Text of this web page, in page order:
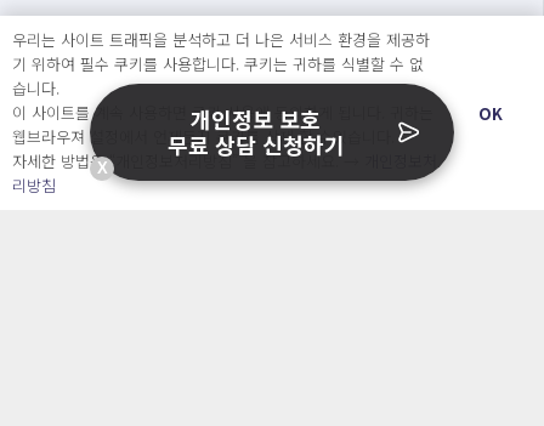
OpenSource API
오늘보다 더 나은 내일을 만드는 사람들
개인정보처리방침 서비스 이용약관
○ 개인정보보호 컴플라이언스를 선도하겠습니다.
우리는 사이트 트래픽을 분석하고 더 나은 서비스 환경을 제공하
기 위하여 필수 쿠키를 사용합니다. 쿠키는 귀하를 식별할 수 없
습니다.
이 사이트를 계속 사용하면 쿠키 사용에 동의하게 됩니다. 귀하는
웹브라우져 설정에서 언제든지 쿠키를 삭제 할 수있습니다.
자세한 방법은 “개인정보처리방침” 을 참고하세요. →
리방침
OK
X
개인정보 보호
무료 상담 신청하기